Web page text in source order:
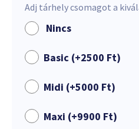
Adj tárhely csomagot a
Nincs
Basic (+2500 Ft)
Midi (+5000 Ft)
Maxi (+9900 Ft)